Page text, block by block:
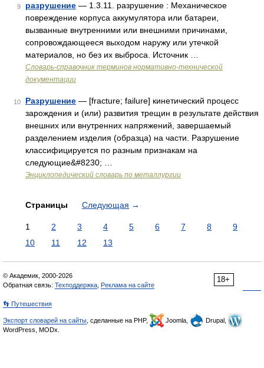
9 разрушение — 1.3.11. разрушение : Механическое
повреждение корпуса аккумулятора или батареи,
вызванные внутренними или внешними причинами,
сопровождающееся выходом наружу или утечкой
материалов, но без их выброса. Источник …
Словарь-справочник терминов нормативно-технической
документации
10 Разрушение — [fracture; failure] кинетический процесс
зарождения и (или) развития трещин в результате действия
внешних или внутренних напряжений, завершаемый
разделением изделия (образца) на части. Разрушение
классифицируется по разным признакам на
следующие&#8230; …
Энциклопедический словарь по металлургии
Страницы Следующая →
1 2 3 4 5 6 7 8
9
10
11 12 13
18+
© Академик, 2000-2026
Обратная связь: Техподдержка Реклама на сайте
👣 Путешествия
Экспорт словарей на сайты , сделанные на PHP, Joomla,
Drupal,
WordPress, MODx.